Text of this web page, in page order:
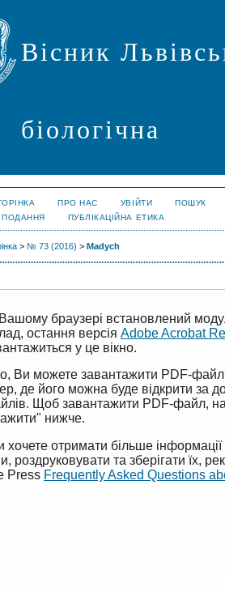
Вісник
біологічна
ПРО НАС УВІЙТИ
ПОШУК
ПОДАННЯ ПУБЛІКАЦІЙНА ЕТИКА
> № 73 (2016) > Маdych
браузері встановлений
остання версія Adobe Acrobat
у це вікно.
Ви можете завантажити PDF-
де його можна буде відкрити за
Щоб завантажити PDF-файл,
нижче.
отримати більше
роздруковувати та зберігати їх,
Press Frequently Asked Questions